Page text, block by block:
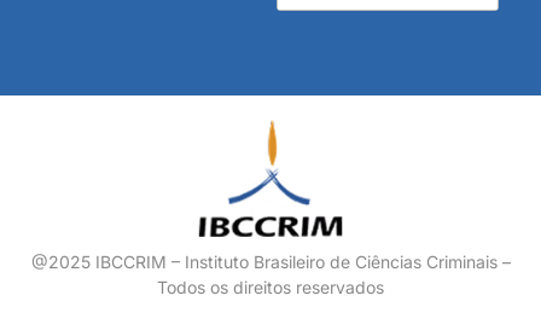
@2025 IBCCRIM – Instituto Brasileiro de Ciências Criminais –
Todos os direitos reservados